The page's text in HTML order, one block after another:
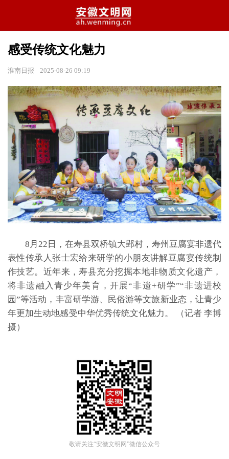
感受传统文化魅力
淮南日报 2025-08-26 09:19
8月22日，在寿县双桥镇大郢村，寿州豆腐宴非遗代
表性传承人张士宏给来研学的小朋友讲解豆腐宴传统制
作技艺。近年来，寿县充分挖掘本地非物质文化遗产，
将非遗融入青少年美育，开展“非遗+研学”“非遗进校
园”等活动，丰富研学游、民俗游等文旅新业态，让青少
年更加生动地感受中华优秀传统文化魅力。 （记者 李博
摄）
敬请关注“安徽文明网”微信公众号